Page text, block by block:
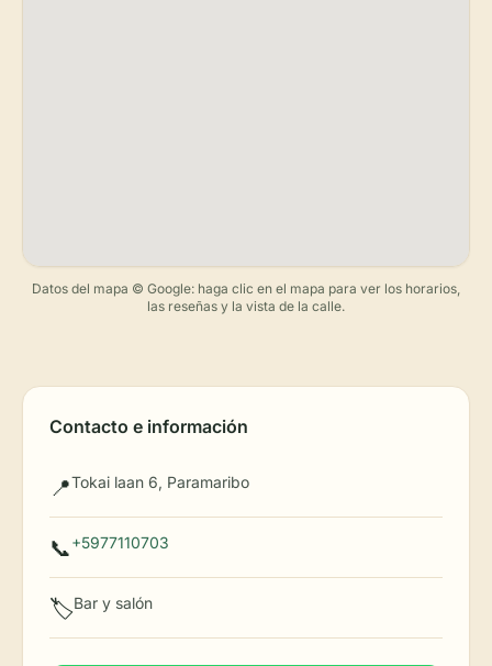
Datos del mapa © Google: haga clic en el mapa para ver los horarios,
las reseñas y la vista de la calle.
Contacto e información
📍Tokai laan 6, Paramaribo
📞+5977110703
🏷️Bar y salón